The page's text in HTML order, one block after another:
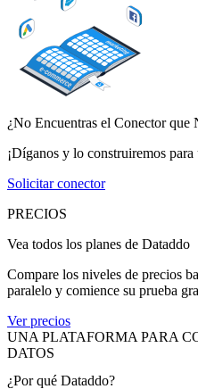
¿No Encuentras el Conector que
¡Díganos y lo construiremos para
Solicitar conector
PRECIOS
Vea todos los planes de Dataddo
Compare los niveles de precios
paralelo y comience su prueba
Ver precios
UNA PLATAFORMA PARA
DATOS
¿Por qué Dataddo?